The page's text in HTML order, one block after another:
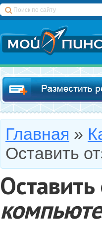
Главная »
Оставить